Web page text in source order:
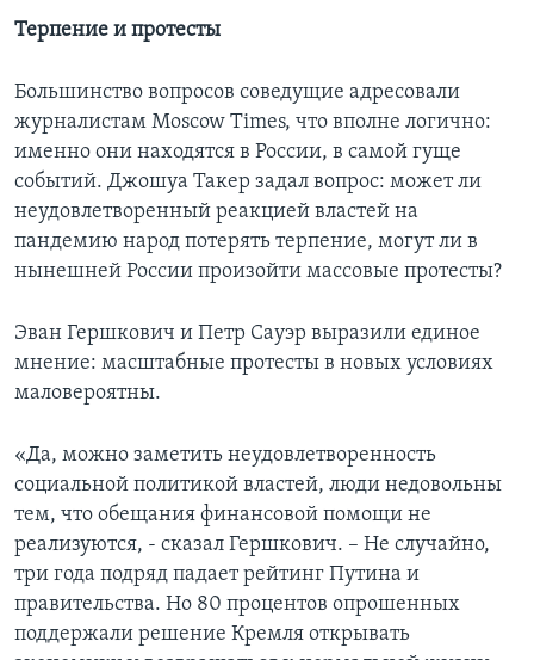
Терпение и протесты
Большинство вопросов соведущие адресовали
журналистам Moscow Times, что вполне логично:
именно они находятся в России, в самой гуще
событий. Джошуа Такер задал вопрос: может ли
неудовлетворенный реакцией властей на
пандемию народ потерять терпение, могут ли в
нынешней России произойти массовые протесты?
Эван Гершкович и Петр Сауэр выразили единое
мнение: масштабные протесты в новых условиях
маловероятны.
«Да, можно заметить неудовлетворенность
социальной политикой властей, люди недовольны
тем, что обещания финансовой помощи не
реализуются, - сказал Гершкович. – Не случайно,
три года подряд падает рейтинг Путина и
правительства. Но 80 процентов опрошенных
поддержали решение Кремля открывать